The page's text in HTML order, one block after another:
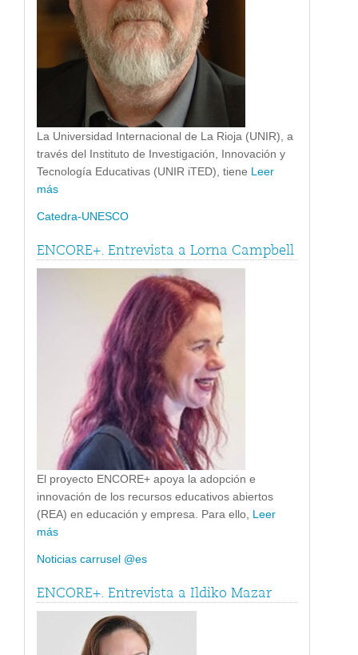
La Universidad Internacional de La Rioja (UNIR), a
través del Instituto de Investigación, Innovación y
Tecnología Educativas (UNIR iTED), tiene Leer
más
Catedra-UNESCO
ENCORE+. Entrevista a Lorna Campbell
El proyecto ENCORE+ apoya la adopción e
innovación de los recursos educativos abiertos
(REA) en educación y empresa. Para ello, Leer
más
Noticias carrusel @es
ENCORE+. Entrevista a Ildiko Mazar